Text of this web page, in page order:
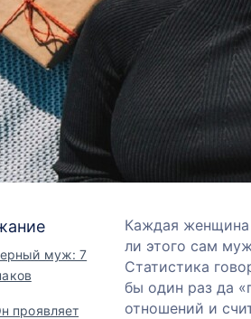
муж: 7
проявляет
Каждая женщина
ли этого сам
Статистика
бы один раз да
отношений и